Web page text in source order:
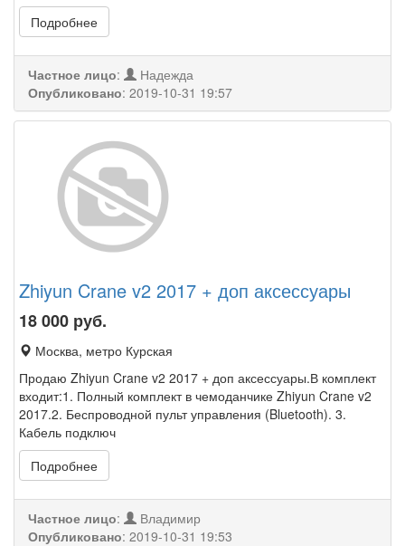
Подробнее
Частное лицо:
Надежда
Опубликовано: 2019-10-31 19:57
Zhiyun Crane v2 2017 + доп аксессуары
18 000 руб.
Москва, метро Курская
Продаю Zhiyun Crane v2 2017 + доп аксессуары.В комплект
входит:1. Полный комплект в чемоданчике Zhiyun Crane v2
2017.2. Беспроводной пульт управления (Bluetooth). 3.
Кабель подключ
Подробнее
Частное лицо:
Владимир
Опубликовано: 2019-10-31 19:53